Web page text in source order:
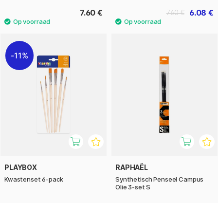
7.60 € 6.08 €
7.60 €
11%
PLAYBOX
Kwastenset 6-pack
RAPHAËL
Synthetisch Penseel Campus
Olie 3-set S